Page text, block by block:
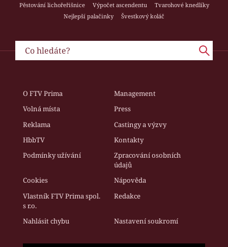
Pěstování lichořeřišnice
Výpočet ascendentu
Tvarohové knedlíky
Nejlepší palačinky
Švestkový koláč
O FTV Prima
Management
Volná místa
Press
Reklama
Castingy a výzvy
HbbTV
Kontakty
Podmínky užívání
Zpracování osobních
údajů
Cookies
Nápověda
Vlastník FTV Prima spol.
s r.o.
Redakce
Nahlásit chybu Nastavení soukromí